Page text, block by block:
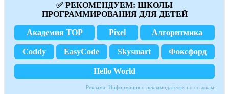
✅ РЕКОМЕНДУЕМ: ШКОЛЫ
ПРОГРАММИРОВАНИЯ ДЛЯ ДЕТЕЙ
Академия TOP Pixel Алгоритмика
Coddy EasyCode Skysmart Фоксфорд
Hello World
Реклама. Информация о рекламодателях по ссылкам.